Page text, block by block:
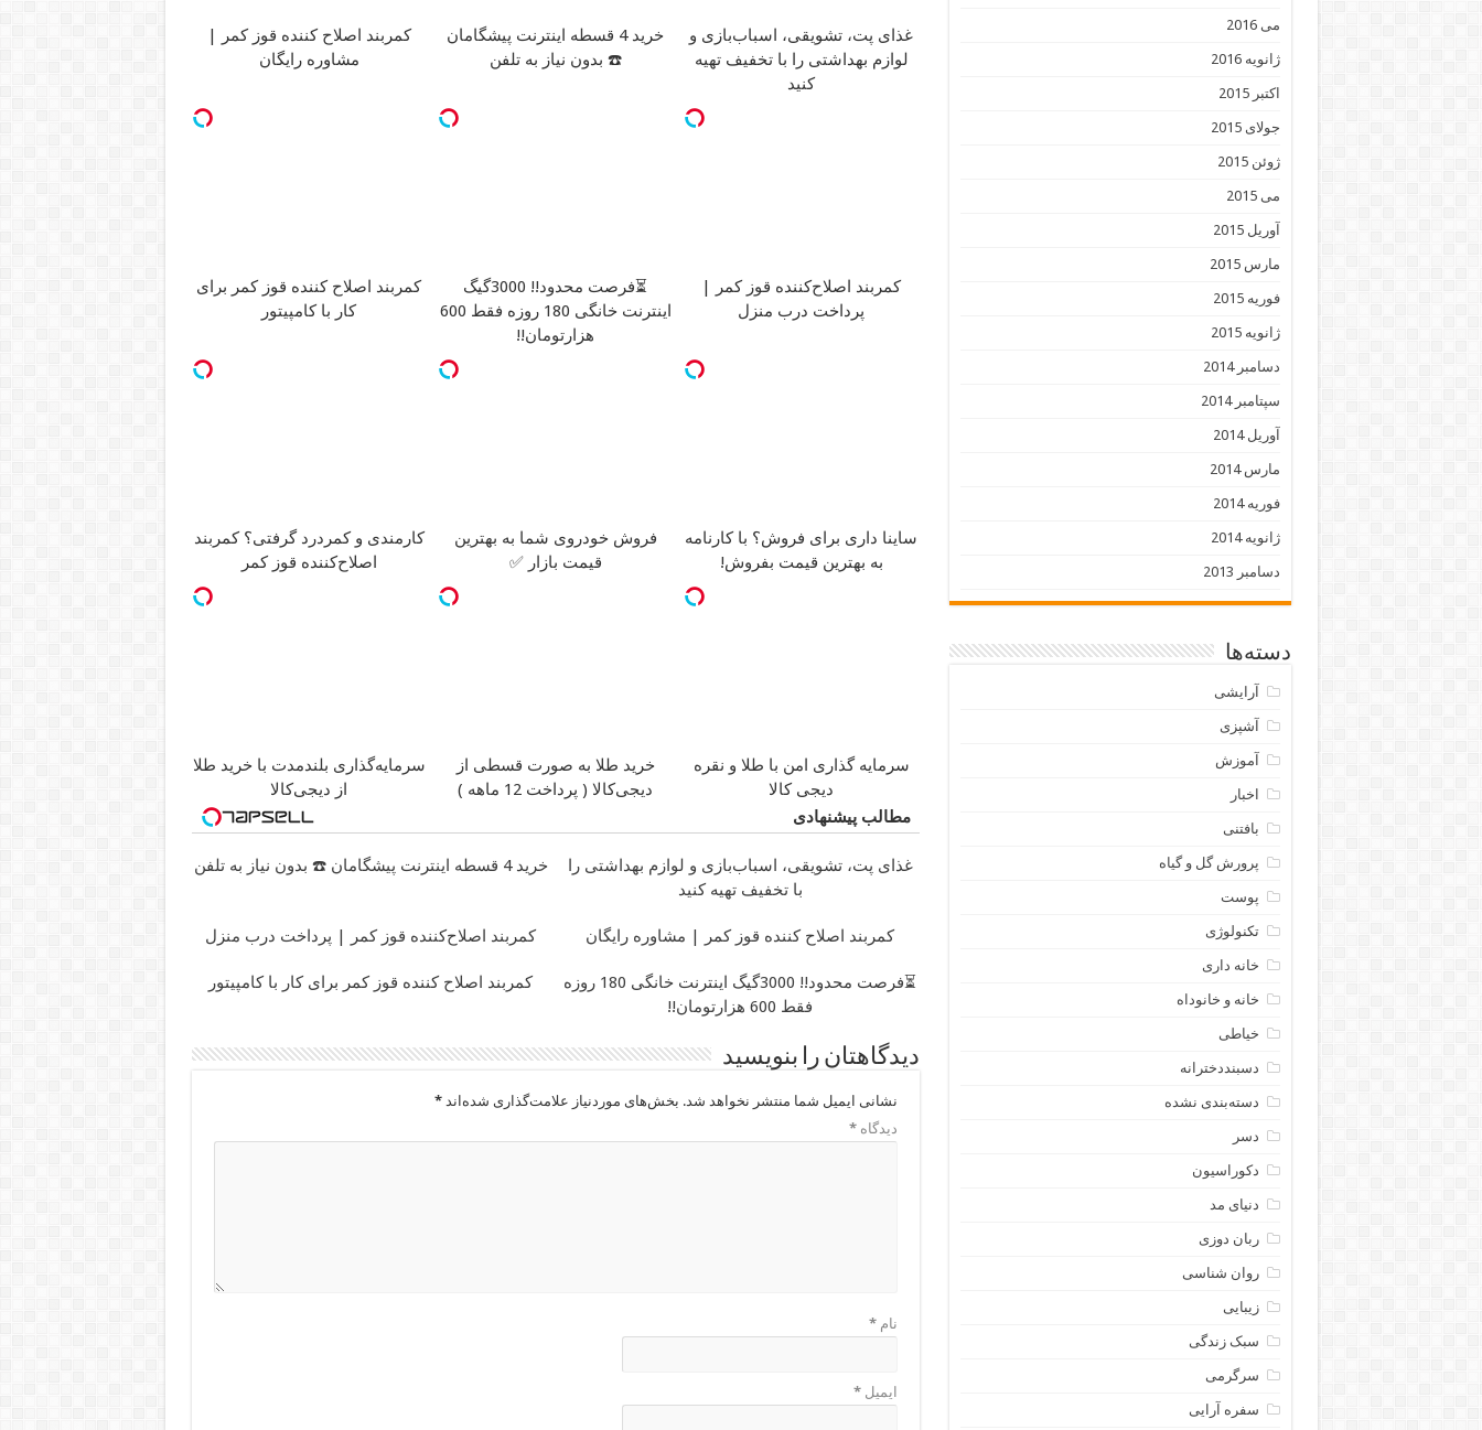
غذای پت، تشویقی، اسباب‌بازی و
لوازم بهداشتی را با تخفیف تهیه
کنید
خرید 4 قسطه اینترنت پیشگامان
☎️ بدون نیاز به تلفن
کمربند اصلاح کننده قوز کمر |
مشاوره رایگان
کمربند اصلاح‌کننده قوز کمر |
پرداخت درب منزل
⏳فرصت محدود!! 3000گیگ
اینترنت خانگی 180 روزه فقط 600
هزارتومان!!
کمربند اصلاح کننده قوز کمر برای
کار با کامپیتور
ساینا داری برای فروش؟ با کارنامه
به بهترین قیمت بفروش!
فروش خودروی شما به بهترین
قیمت بازار ✅
کارمندی و کمردرد گرفتی؟ کمربند
اصلاح‌کننده قوز کمر
سرمایه گذاری امن با طلا و نقره
دیجی کالا
خرید طلا به صورت قسطی از
دیجی‌کالا ( پرداخت 12 ماهه )
سرمایه‌گذاری بلندمدت با خرید طلا
از دیجی‌کالا
مطالب پیشنهادی
غذای پت، تشویقی، اسباب‌بازی و لوازم بهداشتی را
با تخفیف تهیه کنید
خرید 4 قسطه اینترنت پیشگامان ☎️ بدون نیاز به تلفن
کمربند اصلاح کننده قوز کمر | مشاوره رایگان کمربند اصلاح‌کننده قوز کمر | پرداخت درب منزل
⏳فرصت محدود!! 3000گیگ اینترنت خانگی 180 روزه
فقط 600 هزارتومان!!
کمربند اصلاح کننده قوز کمر برای کار با کامپیتور
دیدگاهتان را بنویسید
نشانی ایمیل شما منتشر نخواهد شد. بخش‌های موردنیاز علامت‌گذاری شده‌اند*
دیدگاه*
نام*
ایمیل*
می 2016
ژانویه 2016
اکتبر 2015
جولای 2015
ژوئن 2015
می 2015
آوریل 2015
مارس 2015
فوریه 2015
ژانویه 2015
دسامبر 2014
سپتامبر 2014
آوریل 2014
مارس 2014
فوریه 2014
ژانویه 2014
دسامبر 2013
دسته‌ها
آرایشی
آشپزی
آموزش
اخبار
بافتنی
پرورش گل و گیاه
پوست
تکنولوژی
خانه داری
خانه و خانوداه
خیاطی
دسبنددخترانه
دسته‌بندی نشده
دسر
دکوراسیون
دنیای مد
ربان دوزی
روان شناسی
زیبایی
سبک زندگی
سرگرمی
سفره آرایی